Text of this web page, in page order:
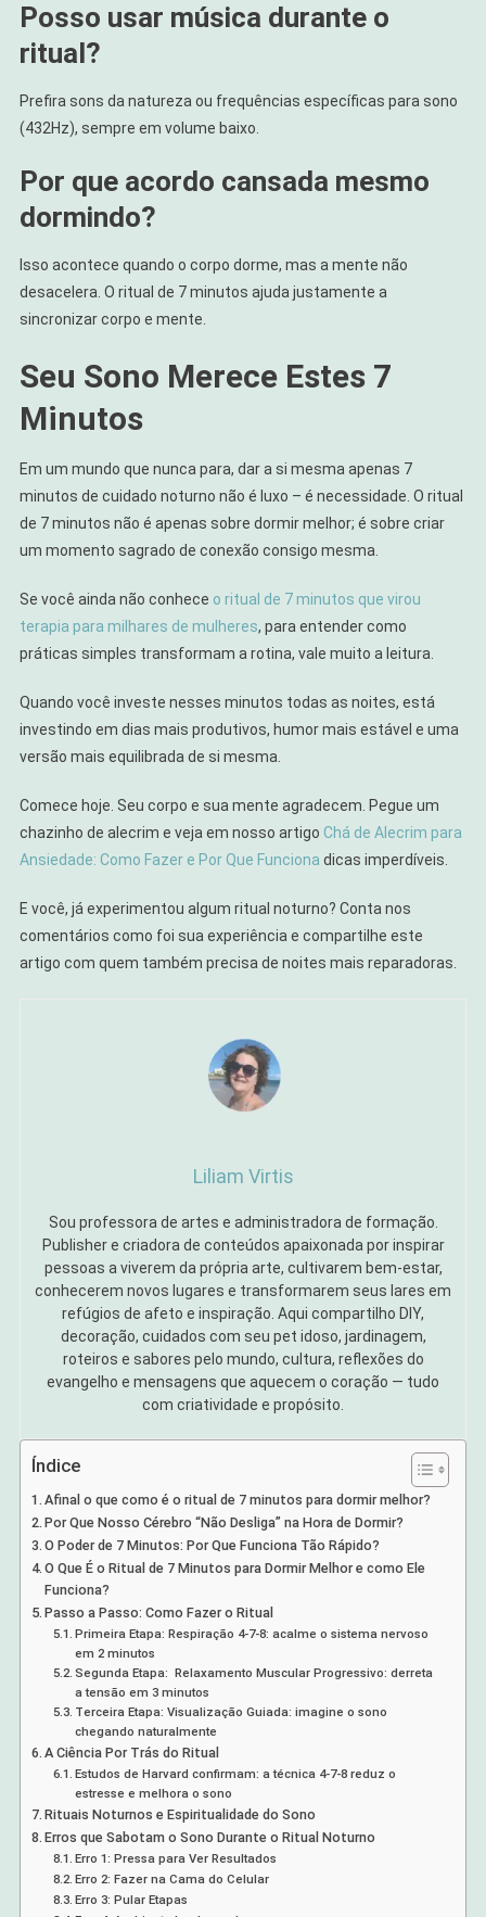
Posso usar música durante o
ritual?
Prefira sons da natureza ou frequências específicas para sono
(432Hz), sempre em volume baixo.
Por que acordo cansada mesmo
dormindo?
Isso acontece quando o corpo dorme, mas a mente não
desacelera. O ritual de 7 minutos ajuda justamente a
sincronizar corpo e mente.
Seu Sono Merece Estes 7
Minutos
Em um mundo que nunca para, dar a si mesma apenas 7
minutos de cuidado noturno não é luxo – é necessidade. O ritual
de 7 minutos não é apenas sobre dormir melhor; é sobre criar
um momento sagrado de conexão consigo mesma.
Se você ainda não conhece o ritual de 7 minutos que virou
terapia para milhares de mulheres, para entender como
práticas simples transformam a rotina, vale muito a leitura.
Quando você investe nesses minutos todas as noites, está
investindo em dias mais produtivos, humor mais estável e uma
versão mais equilibrada de si mesma.
Comece hoje. Seu corpo e sua mente agradecem. Pegue um
chazinho de alecrim e veja em nosso artigo Chá de Alecrim para
Ansiedade: Como Fazer e Por Que Funciona dicas imperdíveis.
E você, já experimentou algum ritual noturno? Conta nos
comentários como foi sua experiência e compartilhe este
artigo com quem também precisa de noites mais reparadoras.
Liliam Virtis
Sou professora de artes e administradora de formação.
Publisher e criadora de conteúdos apaixonada por inspirar
pessoas a viverem da própria arte, cultivarem bem-estar,
conhecerem novos lugares e transformarem seus lares em
refúgios de afeto e inspiração. Aqui compartilho DIY,
decoração, cuidados com seu pet idoso, jardinagem,
roteiros e sabores pelo mundo, cultura, reflexões do
evangelho e mensagens que aquecem o coração — tudo
com criatividade e propósito.
Índice
Afinal o que como é o ritual de 7 minutos para dormir melhor?
Por Que Nosso Cérebro “Não Desliga” na Hora de Dormir?
O Poder de 7 Minutos: Por Que Funciona Tão Rápido?
O Que É o Ritual de 7 Minutos para Dormir Melhor e como Ele
Funciona?
Passo a Passo: Como Fazer o Ritual
Primeira Etapa: Respiração 4-7-8: acalme o sistema nervoso
em 2 minutos
Segunda Etapa: Relaxamento Muscular Progressivo: derreta
a tensão em 3 minutos
Terceira Etapa: Visualização Guiada: imagine o sono
chegando naturalmente
A Ciência Por Trás do Ritual
Estudos de Harvard confirmam: a técnica 4-7-8 reduz o
estresse e melhora o sono
Rituais Noturnos e Espiritualidade do Sono
Erros que Sabotam o Sono Durante o Ritual Noturno
Erro 1: Pressa para Ver Resultados
Erro 2: Fazer na Cama do Celular
Erro 3: Pular Etapas